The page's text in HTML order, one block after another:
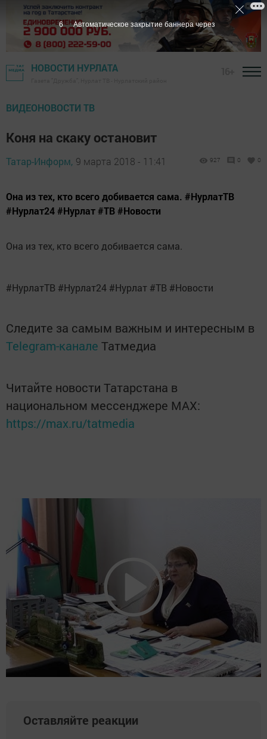
НОВОСТИ НУРЛАТА
ВИДЕОНОВОСТИ ТВ
Коня на скаку остановит
Татар-Информ, 9 марта 2018 - 11:41 927 0 0
Она из тех, кто всего добивается сама. #НурлатТВ
#Нурлат24 #Нурлат #ТВ #Новости
Она из тех, кто всего добивается сама.
#НурлатТВ #Нурлат24 #Нурлат #ТВ #Новости
Следите за самым важным и интересным в
Telegram-канале Татмедиа
Читайте новости Татарстана в
национальном мессенджере MАХ:
https://max.ru/tatmedia
Оставляйте реакции
5 Автоматическое закрытие баннера через